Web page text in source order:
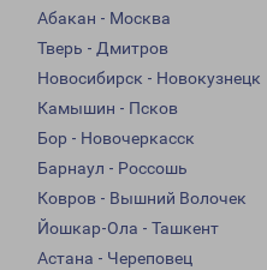
Абакан - Москва
Тверь - Дмитров
Новосибирск - Новокузнецк
Камышин - Псков
Бор - Новочеркасск
Барнаул - Россошь
Ковров - Вышний Волочек
Йошкар-Ола - Ташкент
Астана - Череповец